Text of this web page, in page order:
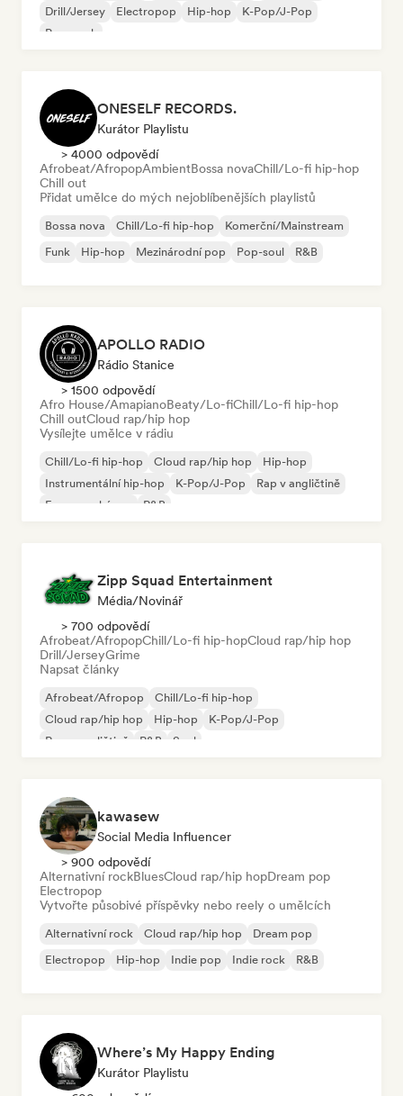
Drill/Jersey
Electropop Hip-hop
K-Pop/J-Pop
Pop-punk
ONESELF RECORDS.
Kurátor Playlistu
> 4000 odpovědí
Afrobeat/AfropopAmbientBossa novaChill/Lo-fi hip-hop
Chill out
Přidat umělce do mých nejoblíbenějších playlistů
Bossa nova Chill/Lo-fi hip-hop
Komerční/Mainstream
Funk
Hip-hop Mezinárodní pop Pop-soul R&B
APOLLO RADIO
Rádio Stanice
> 1500 odpovědí
Afro House/AmapianoBeaty/Lo-fiChill/Lo-fi hip-hop
Chill outCloud rap/hip hop
Vysílejte umělce v rádiu
Chill/Lo-fi hip-hop Cloud rap/hip hop
Hip-hop
Instrumentální hip-hop
K-Pop/J-Pop
Rap v angličtině
Francouzský rap
R&B
Zipp Squad Entertainment
Média/novinář
> 700 odpovědí
Afrobeat/AfropopChill/Lo-fi hip-hopCloud rap/hip hop
Drill/JerseyGrime
Napsat články
Afrobeat/Afropop
Chill/Lo-fi hip-hop
Cloud rap/hip hop
Hip-hop
K-Pop/J-Pop
Rap v angličtině
R&B Soul
kawasew
Social Media Influencer
> 900 odpovědí
Alternativní rockBluesCloud rap/hip hopDream pop
Electropop
Vytvořte působivé příspěvky nebo reely o umělcích
Alternativní rock Cloud rap/hip hop
Dream pop
Electropop
Hip-hop Indie pop Indie rock R&B
Where’s My Happy Ending
Kurátor Playlistu